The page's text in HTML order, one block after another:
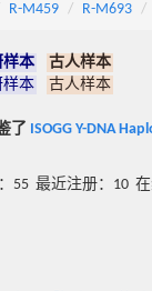
R-M459 R-M693
样本
古人样本
样本 古人样本
了 ISOGG Y-DNA
55 最近注册：10